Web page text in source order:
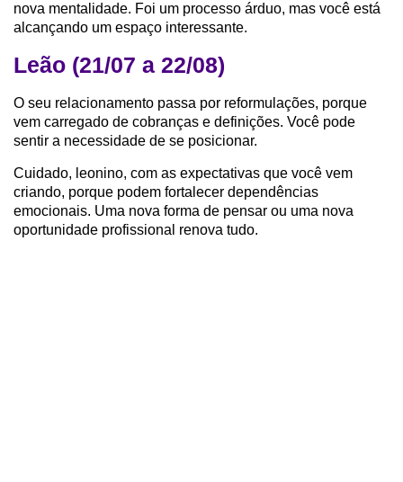
nova mentalidade. Foi um processo árduo, mas você está
alcançando um espaço interessante.
Leão (21/07 a 22/08)
O seu relacionamento passa por reformulações, porque
vem carregado de cobranças e definições. Você pode
sentir a necessidade de se posicionar.
Cuidado, leonino, com as expectativas que você vem
criando, porque podem fortalecer dependências
emocionais. Uma nova forma de pensar ou uma nova
oportunidade profissional renova tudo.